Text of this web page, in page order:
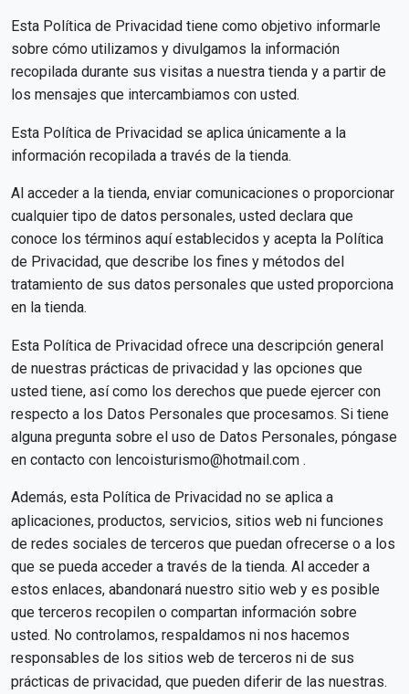
Esta Política de Privacidad tiene como objetivo informarle
sobre cómo utilizamos y divulgamos la información
recopilada durante sus visitas a nuestra tienda y a partir de
los mensajes que intercambiamos con usted.
Esta Política de Privacidad se aplica únicamente a la
información recopilada a través de la tienda.
Al acceder a la tienda, enviar comunicaciones o proporcionar
cualquier tipo de datos personales, usted declara que
conoce los términos aquí establecidos y acepta la Política
de Privacidad, que describe los fines y métodos del
tratamiento de sus datos personales que usted proporciona
en la tienda.
Esta Política de Privacidad ofrece una descripción general
de nuestras prácticas de privacidad y las opciones que
usted tiene, así como los derechos que puede ejercer con
respecto a los Datos Personales que procesamos. Si tiene
alguna pregunta sobre el uso de Datos Personales, póngase
en contacto con lencoisturismo@hotmail.com .
Además, esta Política de Privacidad no se aplica a
aplicaciones, productos, servicios, sitios web ni funciones
de redes sociales de terceros que puedan ofrecerse o a los
que se pueda acceder a través de la tienda. Al acceder a
estos enlaces, abandonará nuestro sitio web y es posible
que terceros recopilen o compartan información sobre
usted. No controlamos, respaldamos ni nos hacemos
responsables de los sitios web de terceros ni de sus
prácticas de privacidad, que pueden diferir de las nuestras.